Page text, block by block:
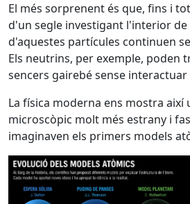
El més sorprenent és que, fins i
d'un segle investigant l'interior
d'aquestes partícules continuen
Els neutrins, per exemple, poden
sencers gairebé sense
La física moderna ens mostra així
microscòpic molt més estrany i
imaginaven els primers models